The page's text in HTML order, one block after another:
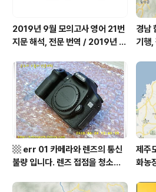
2019년 9월 모의고사 영어 21번
지문 해석, 전문 번역 / 2019년 9
역, 평가원 2019년 고3 9월 영어
영역 외국어영역 전문 해석, Engli
sh to Korean translation
경남
기행,
상남
계
석
▩ err 01 카메라와 렌즈의 통신
불량 입니다. 렌즈 접점을 청소하
제주
화농
사나